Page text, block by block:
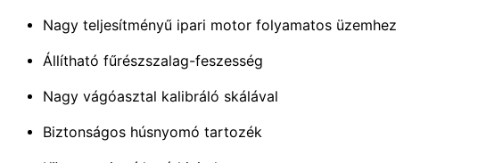
Nagy teljesítményű ipari motor folyamatos üzemhez
Állítható fűrészszalag-feszesség
Nagy vágóasztal kalibráló skálával
Biztonságos húsnyomó tartozék